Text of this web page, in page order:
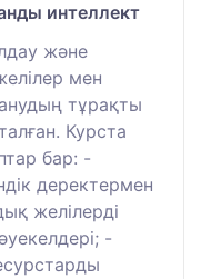
интеллект
және
мен
тұрақты
Курста
бар: -
деректермен
желілерді
-